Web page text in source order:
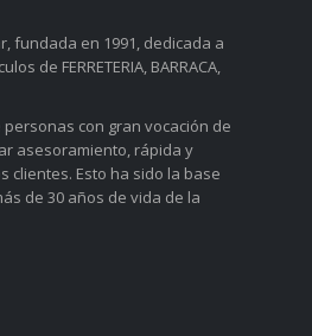
fundada en 1991, dedicada a
de FERRETERIA, BARRACA,
con gran vocación de
asesoramiento, rápida y
clientes. Esto ha sido la base
de 30 años de vida de la